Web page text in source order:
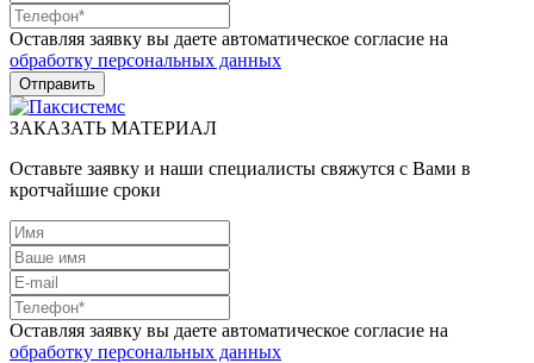
Оставляя заявку вы даете автоматическое согласие на
обработку персональных данных
ЗАКАЗАТЬ МАТЕРИАЛ
Оставьте заявку и наши специалисты свяжутся с Вами в
кротчайшие сроки
Оставляя заявку вы даете автоматическое согласие на
обработку персональных данных